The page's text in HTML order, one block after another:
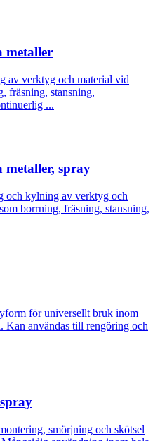
metaller
av verktyg och material vid
fräsning, stansning,
...
spray
och kylning av verktyg och
borrning, fräsning, stansning,
för universellt bruk inom
Kan användas till rengöring och
smörjning och skötsel